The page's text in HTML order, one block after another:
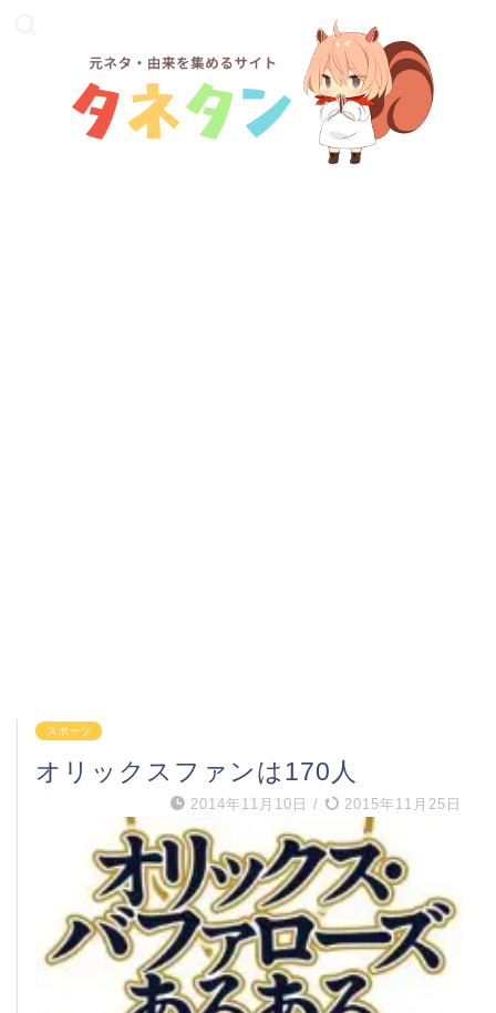
スポーツ
オリックスファンは170人
2014年11月10日 / 2015年11月25日